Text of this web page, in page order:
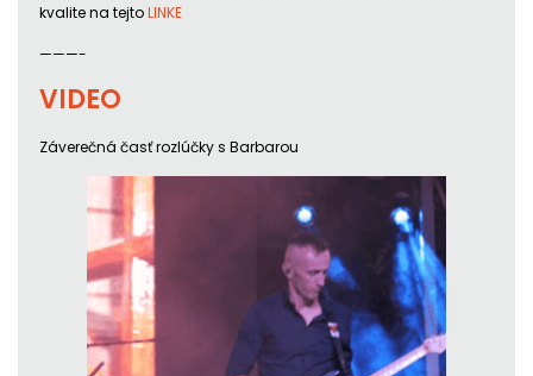
kvalite na tejtoLINKE
———-
VIDEO
Záverečná časť rozlúčky s Barbarou